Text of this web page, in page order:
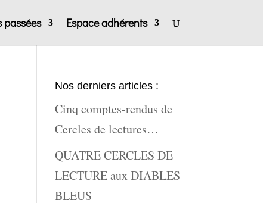
passées Espace adhérents
Nos derniers articles :
Cinq comptes-rendus de
Cercles de lectures…
QUATRE CERCLES DE
LECTURE aux DIABLES
BLEUS